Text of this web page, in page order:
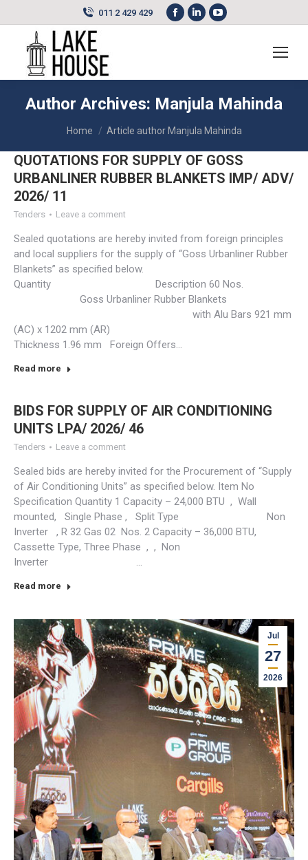
011 2 429 429
Facebook
page
new
window
Linkedin
page
new
window
YouTube
page
new
window
Author Archives: Manjula Mahinda
You are here:
Home Article author Manjula Mahinda
QUOTATIONS FOR SUPPLY OF GOSS
URBANLINER RUBBER BLANKETS IMP/ ADV/
2026/ 11
Tenders Leave a comment
Sealed quotations are hereby invited from foreign principles
and local suppliers for the supply of “Goss Urbanliner Rubber
Blankets” as specified below.
Quantity Description 60 Nos.
Goss Urbanliner Rubber Blankets
with Alu Bars 921 mm
(AC) x 1202 mm (AR)
Thickness 1.96 mm Foreign Offers…
Read more
BIDS FOR SUPPLY OF AIR CONDITIONING
UNITS LPA/ 2026/ 46
Tenders Leave a comment
Sealed bids are hereby invited for the Procurement of “Supply
of Air Conditioning Units” as specified below. Item No
Specification Quantity 1 Capacity – 24,000 BTU , Wall
mounted, Single Phase , Split Type Non
Inverter , R 32 Gas 02 Nos. 2 Capacity – 36,000 BTU,
Cassette Type, Three Phase , , Non
Inverter …
Read more
Jul
27
2026